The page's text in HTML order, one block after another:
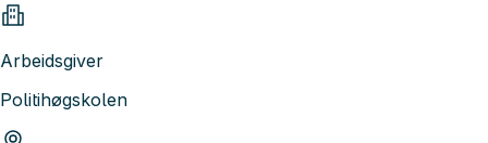
Arbeidsgiver
Politihøgskolen